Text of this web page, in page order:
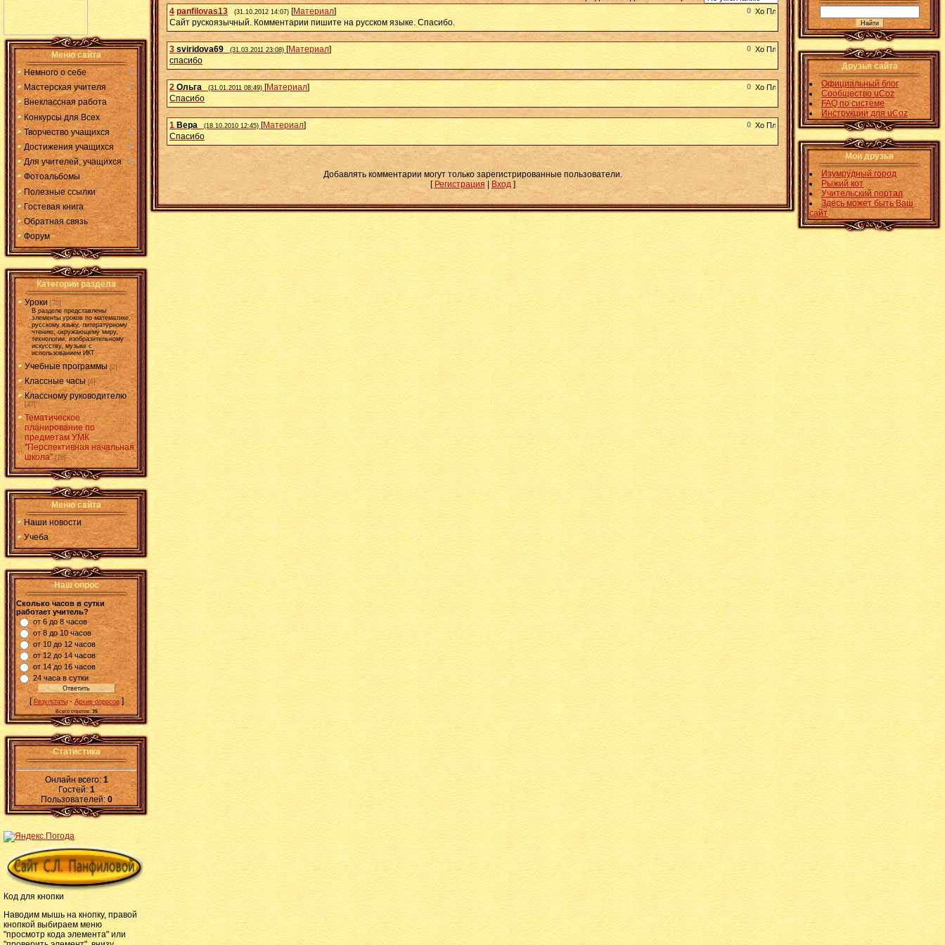
Меню сайта
Немного о себе
Мастерская учителя
Внеклассная работа
Конкурсы для Всех
Творчество учащихся
Достижения учащихся
Для учителей, учащихся
Фотоальбомы
Полезные ссылки
Гостевая книга
Обратная связь
Форум
Категории раздела
Уроки [70]
В разделе представлены
элементы уроков по математике,
русскому языку, литературному
чтению, окружающему миру,
технологии, изобразительному
искусству, музыке с
использованием ИКТ
Учебные программы [2]
Классные часы [6]
Классному руководителю
[37]
Тематическое
планирование по
предметам УМК
"Перспективная начальная
школа" [18]
Меню сайта
Наши новости
Учеба
Наш опрос
Сколько часов в сутки
работает учитель?
от 6 до 8 часов
от 8 до 10 часов
от 10 до 12 часов
от 12 до 14 часов
от 14 до 16 часов
24 часа в сутки
[Результаты· Архив опросов]
Всего ответов:35
Статистика
Онлайн всего:1
Гостей:1
Пользователей:0
Код для кнопки
Наводим мышь на кнопку, правой
кнопкой выбираем меню
"просмотр кода элемента" или
0
4 panfilovas13 (31.10.2012 14:07)[Материал]
Сайт рускоязычный. Комментарии пишите на русском языке. Спасибо.
0
3 sviridova69 (31.03.2011 23:08)[Материал]
спасибо
0
2 Ольга (31.01.2011 08:49)[Материал]
Спасибо
0
1 Вера (18.10.2010 12:45) [Материал]
Спасибо
Добавлять комментарии могут только зарегистрированные пользователи.
[ Регистрация Вход]
Друзья сайта
Официальный блог
Сообщество uCoz
FAQ по системе
Инструкции для uCoz
Мои друзья
Изумрудный город
Рыжий кот
Учительский портал
Здесь может быть Ваш
сайт